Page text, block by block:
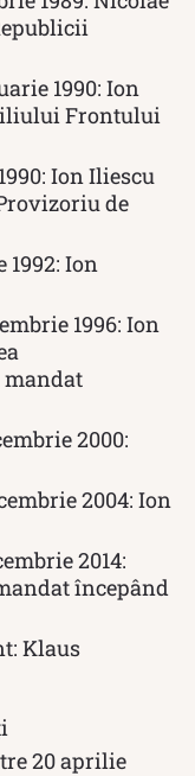
1990: Ion
Frontului
Ion Iliescu
de
1992: Ion
1996: Ion
2000:
2004: Ion
2014:
începând
Klaus
20 aprilie